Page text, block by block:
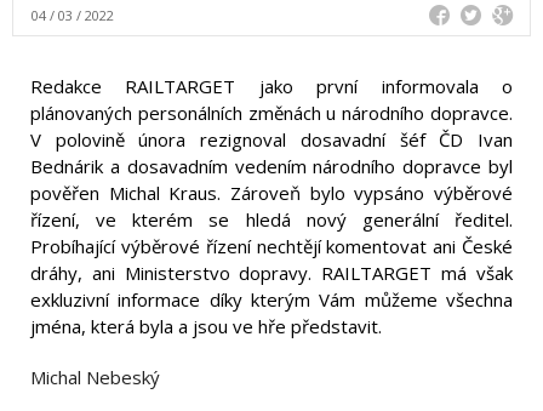
04 / 03 / 2022
Redakce RAILTARGET jako první informovala o
plánovaných personálních změnách u národního dopravce.
V polovině února rezignoval dosavadní šéf ČD Ivan
Bednárik a dosavadním vedením národního dopravce byl
pověřen Michal Kraus. Zároveň bylo vypsáno výběrové
řízení, ve kterém se hledá nový generální ředitel.
Probíhající výběrové řízení nechtějí komentovat ani České
dráhy, ani Ministerstvo dopravy. RAILTARGET má však
exkluzivní informace díky kterým Vám můžeme všechna
jména, která byla a jsou ve hře představit.
Michal Nebeský